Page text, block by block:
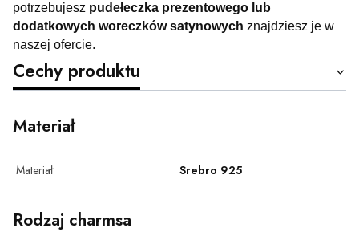
potrzebujesz pudełeczka prezentowego lub
dodatkowych woreczków satynowych znajdziesz je w
naszej ofercie.
Cechy produktu
Materiał
Materiał Srebro 925
Rodzaj charmsa